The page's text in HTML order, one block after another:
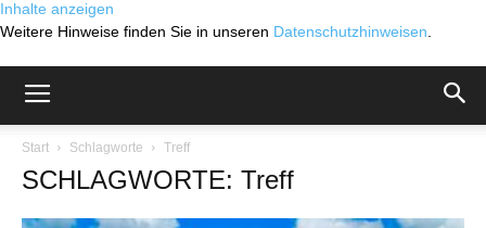
Inhalte anzeigen
Weitere Hinweise finden Sie in unseren Datenschutzhinweisen
Start Schlagworte Treff
SCHLAGWORTE: Treff